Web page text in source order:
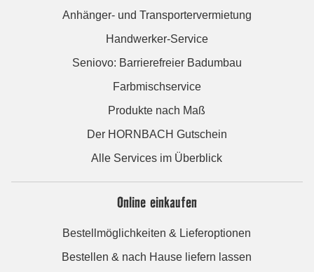
Anhänger- und Transportervermietung
Handwerker-Service
Seniovo: Barrierefreier Badumbau
Farbmischservice
Produkte nach Maß
Der HORNBACH Gutschein
Alle Services im Überblick
Online einkaufen
Bestellmöglichkeiten & Lieferoptionen
Bestellen & nach Hause liefern lassen